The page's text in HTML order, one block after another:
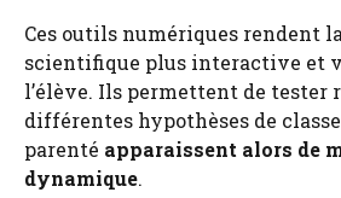
Ces outils numériques rendent
scientifique plus interactive et
l’élève. Ils permettent de tester
différentes hypothèses de
parenté apparaissent alors de
dynamique.